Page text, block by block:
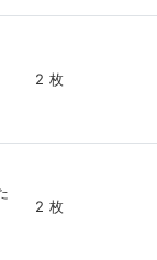
2 枚
2 枚